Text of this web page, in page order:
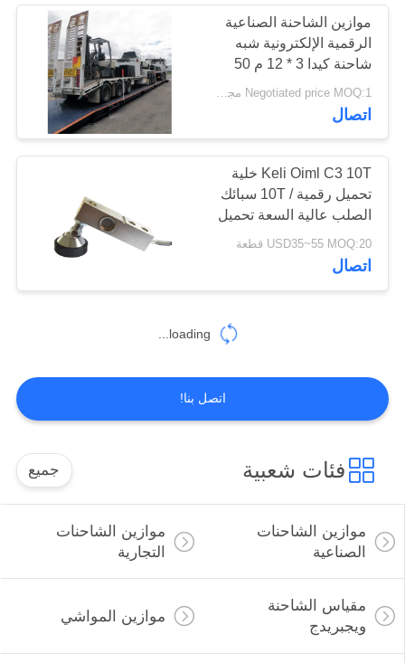
الموازين الرقمية
المعلقة
11
مقياس ديناميكي
11
جداول البليت جاك
10
موازين الشاحنة الصناعية
الرقمية الإلكترونية شبه
شاحنة كيدا 3 * 12 م 50
طن U هيكل الشعاع
Negotiated price MOQ:1 مجموعة
اتصال
Keli Oiml C3 10T خلية
تحميل رقمية / 10T سبائك
الصلب عالية السعة تحميل
خلية
USD35~55 MOQ:20 قطعة
اتصال
loading...
اتصل بنا!
فئات شعبية جميع
موازين الشاحنات
الصناعية
موازين الشاحنات
التجارية
مقياس الشاحنة
ويجبريدج
موازين المواشي